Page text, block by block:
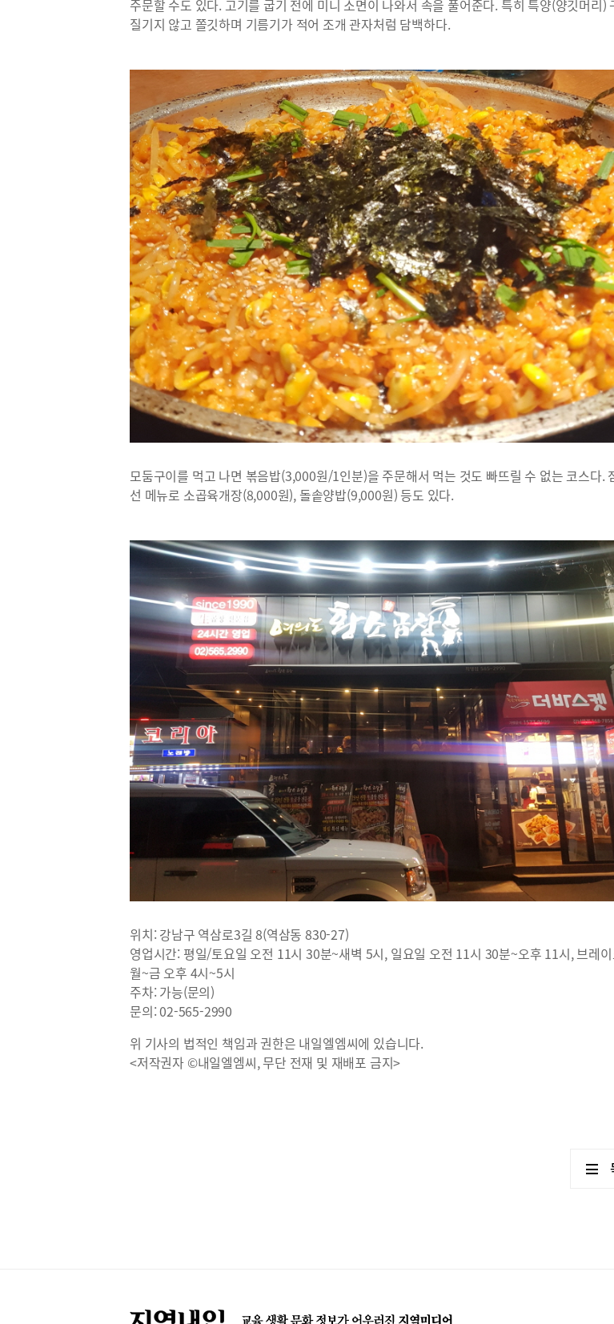
주문할 수도 있다. 고기를 굽기 전에 미니 소면이 나와서 속을 풀어준다. 특히 특양(양깃머리)
질기지 않고 쫄깃하며 기름기가 적어 조개 관자처럼 담백하다.
모둠구이를 먹고 나면 볶음밥(3,000원/1인분)을 주문해서 먹는 것도 빠뜨릴 수 없는 코스다.
선 메뉴로 소곱육개장(8,000원), 돌솥양밥(9,000원) 등도 있다.
위치: 강남구 역삼로3길 8(역삼동 830-27)
영업시간: 평일/토요일 오전 11시 30분~새벽 5시, 일요일 오전 11시 30분~오후 11시, 브레
월~금 오후 4시~5시
주차: 가능(문의)
문의: 02-565-2990
위 기사의 법적인 책임과 권한은 내일엘엠씨에 있습니다.
<저작권자 ©내일엘엠씨, 무단 전재 및 재배포 금지>